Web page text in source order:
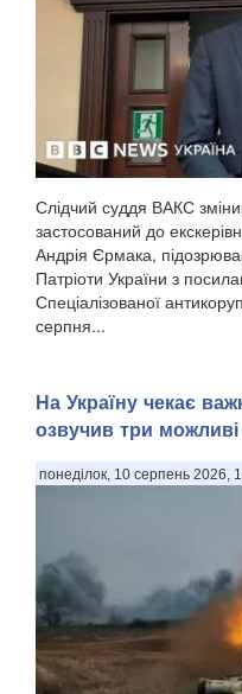
Слідчий суддя ВАКС
застосований до
Андрія Єрмака,
Патріоти України з
Спеціалізованої
серпня...
На Україну чекає
озвучив три можливі
понеділок, 10 серпень 2026,